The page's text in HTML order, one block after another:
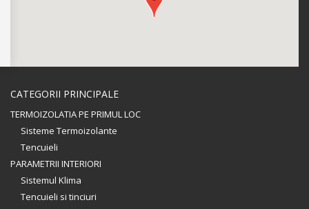
CATEGORII PRINCIPALE
TERMOIZOLATIA PE PRIMUL LOC
Sisteme Termoizolante
Tencuieli
PARAMETRII INTERIORI
Sistemul Klima
Tencuieli si tinciuri